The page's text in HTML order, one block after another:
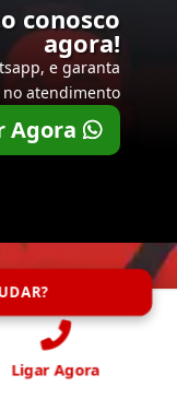
conosco
agora!
e garanta
atendimento
Agora
Ligar Agora